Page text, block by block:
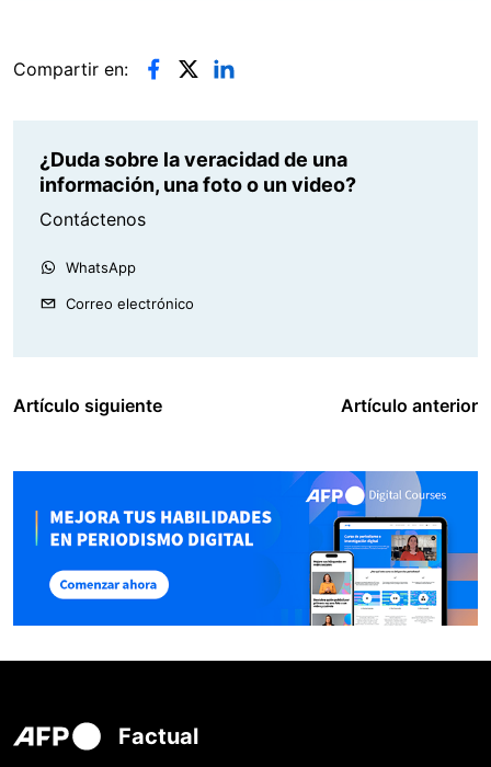
Compartir en:
¿Duda sobre la veracidad de una
información, una foto o un video?
Contáctenos
WhatsApp
Correo electrónico
Artículo siguiente Artículo anterior
Factual